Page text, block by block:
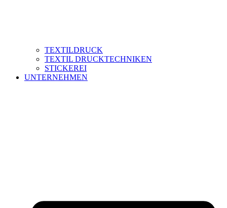
TEXTILDRUCK
TEXTIL DRUCKTECHNIKEN
STICKEREI
UNTERNEHMEN